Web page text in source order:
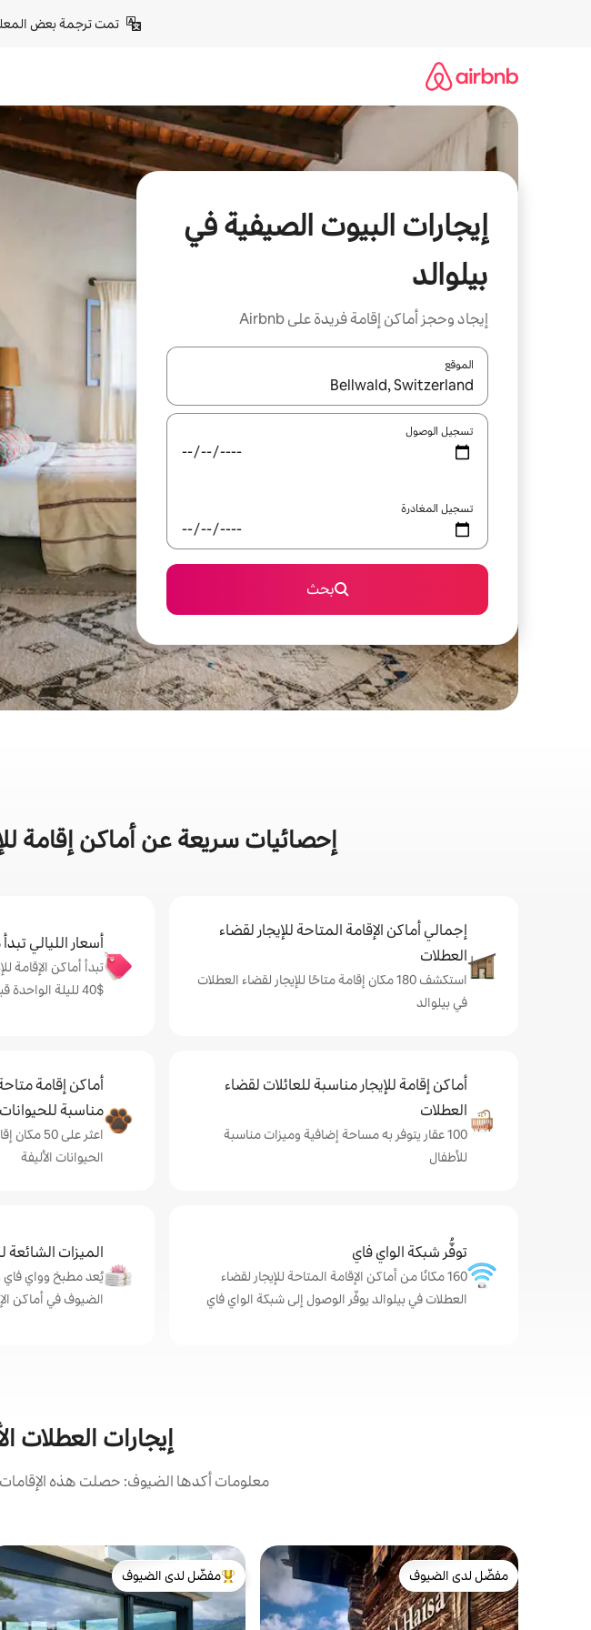
تمت ترجمة بعض
إيجارات البيوت الصيفية في
بيلوالد
إيجاد وحجز أماكن إقامة فريدة على Airbnb
الموقع
عند توفر النتائج، انتقل باستخدام السهمين لأعلى ولأسفل أو استكشف عن طريق اللمس أو
تسجيل الوصول
تسجيل المغادرة
بحث
إحصائيات سريعة عن أماكن إقامة
إجمالي أماكن الإقامة المتاحة للإيجار لقضاء
العطلات
استكشف 180 مكان إقامة متاحًا للإيجار لقضاء العطلات
في بيلوالد
أسعار الليالي
تبدأ أماكن الإقامة
$‏40 لليلة الواحدة قبل احتساب الضرائب والرسوم
أماكن إقامة للإيجار مناسبة للعائلات لقضاء
العطلات
100 عقار يتوفر به مساحة إضافية وميزات مناسبة
للأطفال
أماكن إقامة
مناسبة للحيوانات
اعثر على
الحيوانات الأليفة
توفُّر شبكة الواي فاي
160 مكانًا من أماكن الإقامة المتاحة للإيجار لقضاء
العطلات في بيلوالد يوفّر الوصول إلى شبكة الواي فاي
الميزات
يُعد مطبخ وواي
الضيوف في أماكن
إيجارات العطلات
معلومات أكدها الضيوف: حصلت هذه الإقامات
مفضّل لدى الضيوف
مفضّل لدى الضيوف
من أبرز البيوت المفضّلة لدى الضيوف
مفضّل لدى الضيوف